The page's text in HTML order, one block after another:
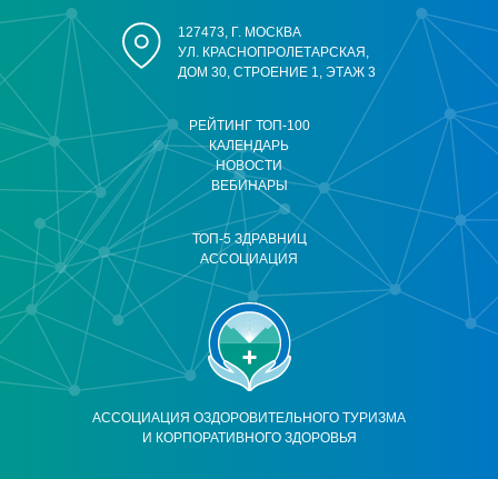
АССОЦИАЦИЯ ОЗДОРОВИТЕЛЬНОГО ТУРИЗМА
И КОРПОРАТИВНОГО ЗДОРОВЬЯ
РЕЙТИНГ ТОП-100
КАЛЕНДАРЬ
НОВОСТИ
ВЕБИНАРЫ
ТОП-5 ЗДРАВНИЦ
АССОЦИАЦИЯ
127473, Г. МОСКВА
УЛ. КРАСНОПРОЛЕТАРСКАЯ,
ДОМ 30, СТРОЕНИЕ 1, ЭТАЖ 3